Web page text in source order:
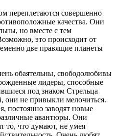
переплетаются совершенно
качества. Они
но вместе с тем
это происходит от
две правящие планеты
обаятельны, свободолюбивы
лидеры, способные
под знаком Стрельца
не привыкли мелочиться.
постоянно заводят новые
авантюры. Они
то, что думают, не умея